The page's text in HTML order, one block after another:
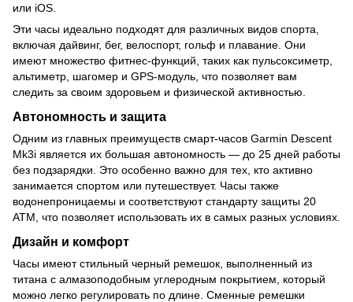
или iOS.
Эти часы идеально подходят для различных видов спорта,
включая дайвинг, бег, велоспорт, гольф и плавание. Они
имеют множество фитнес-функций, таких как пульсоксиметр,
альтиметр, шагомер и GPS-модуль, что позволяет вам
следить за своим здоровьем и физической активностью.
Автономность и защита
Одним из главных преимуществ смарт-часов Garmin Descent
Mk3i является их большая автономность — до 25 дней работы
без подзарядки. Это особенно важно для тех, кто активно
занимается спортом или путешествует. Часы также
водонепроницаемы и соответствуют стандарту защиты 20
АТМ, что позволяет использовать их в самых разных условиях.
Дизайн и комфорт
Часы имеют стильный черный ремешок, выполненный из
титана с алмазоподобным углеродным покрытием, который
можно легко регулировать по длине. Сменные ремешки